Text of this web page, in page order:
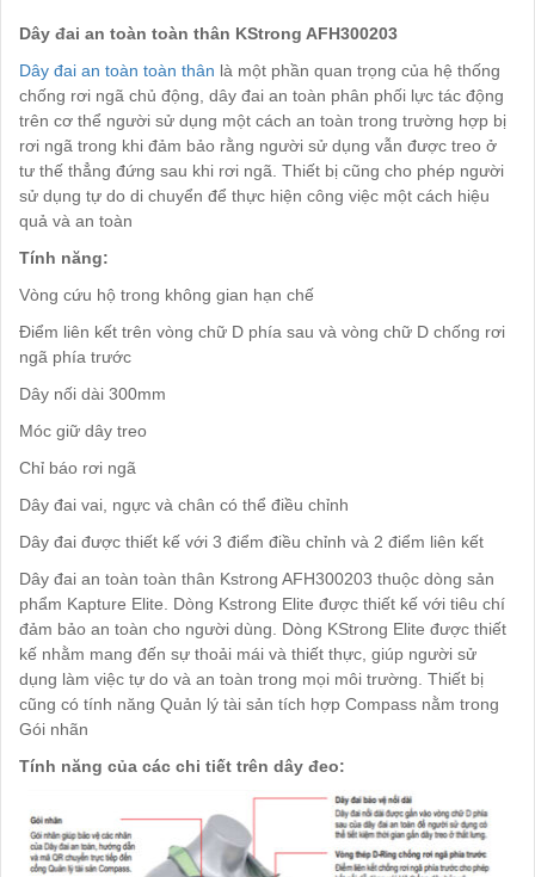
Dây đai an toàn toàn thân KStrong AFH300203
Dây đai an toàn toàn thân là một phần quan trọng của hệ thống
chống rơi ngã chủ động, dây đai an toàn phân phối lực tác động
trên cơ thể người sử dụng một cách an toàn trong trường hợp bị
rơi ngã trong khi đảm bảo rằng người sử dụng vẫn được treo ở
tư thế thẳng đứng sau khi rơi ngã. Thiết bị cũng cho phép người
sử dụng tự do di chuyển để thực hiện công việc một cách hiệu
quả và an toàn
Tính năng:
Vòng cứu hộ trong không gian hạn chế
Điểm liên kết trên vòng chữ D phía sau và vòng chữ D chống rơi
ngã phía trước
Dây nối dài 300mm
Móc giữ dây treo
Chỉ báo rơi ngã
Dây đai vai, ngực và chân có thể điều chỉnh
Dây đai được thiết kế với 3 điểm điều chỉnh và 2 điểm liên kết
Dây đai an toàn toàn thân Kstrong AFH300203 thuộc dòng sản
phẩm Kapture Elite. Dòng Kstrong Elite được thiết kế với tiêu chí
đảm bảo an toàn cho người dùng. Dòng KStrong Elite được thiết
kế nhằm mang đến sự thoải mái và thiết thực, giúp người sử
dụng làm việc tự do và an toàn trong mọi môi trường. Thiết bị
cũng có tính năng Quản lý tài sản tích hợp Compass nằm trong
Gói nhãn
Tính năng của các chi tiết trên dây đeo: